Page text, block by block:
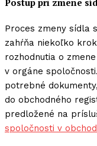
Postup pri zmene
Proces zmeny sídla
zahŕňa niekoľko
rozhodnutia o
v orgáne
potrebné
do obchodného
predložené na
spoločnosti v